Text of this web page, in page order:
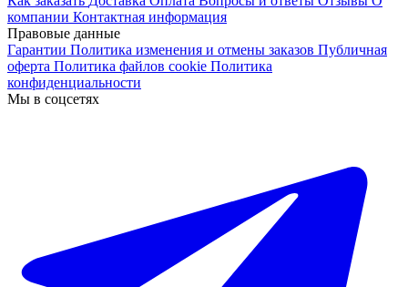
компании Контактная информация
Правовые данные
Гарантии Политика изменения и отмены заказов Публичная
оферта Политика файлов cookie Политика
конфиденциальности
Мы в соцсетях